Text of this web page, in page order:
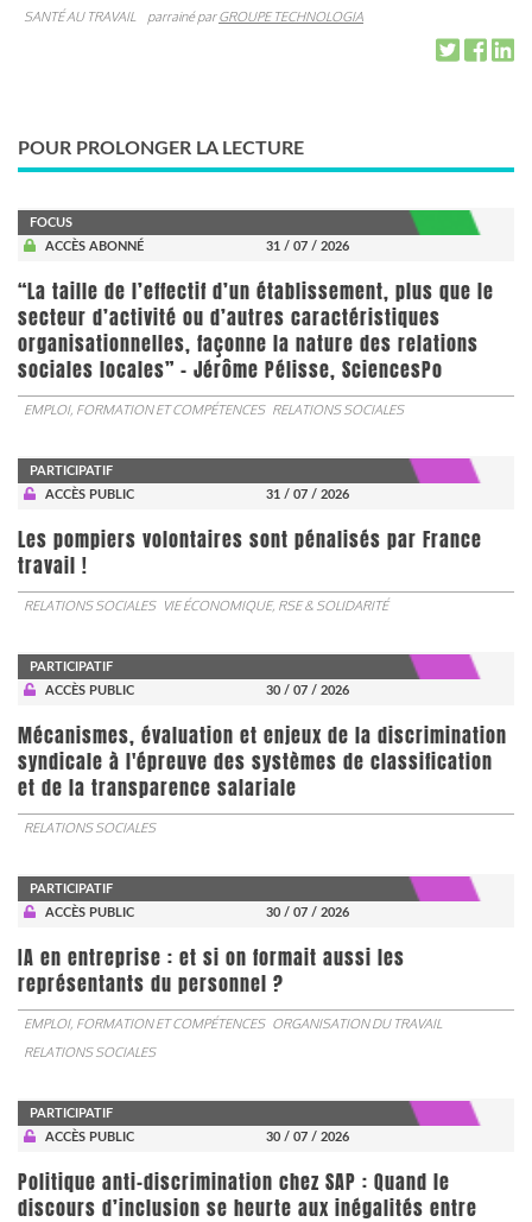
SANTÉ AU TRAVAIL
parrainé parGROUPE TECHNOLOGIA
POUR PROLONGER LA LECTURE
FOCUS
ACCÈS ABONNÉ
31 / 07 / 2026
“La taille de l’effectif d’un établissement, plus que le
secteur d’activité ou d’autres caractéristiques
organisationnelles, façonne la nature des relations
sociales locales” - Jérôme Pélisse, SciencesPo
EMPLOI, FORMATION ET COMPÉTENCES RELATIONS SOCIALES
PARTICIPATIF
ACCÈS PUBLIC
31 / 07 / 2026
Les pompiers volontaires sont pénalisés par France
travail !
RELATIONS SOCIALES VIE ÉCONOMIQUE, RSE & SOLIDARITÉ
PARTICIPATIF
ACCÈS PUBLIC
30 / 07 / 2026
Mécanismes, évaluation et enjeux de la discrimination
syndicale à l'épreuve des systèmes de classification
et de la transparence salariale
RELATIONS SOCIALES
PARTICIPATIF
ACCÈS PUBLIC
30 / 07 / 2026
IA en entreprise : et si on formait aussi les
représentants du personnel ?
EMPLOI, FORMATION ET COMPÉTENCES ORGANISATION DU TRAVAIL
RELATIONS SOCIALES
PARTICIPATIF
ACCÈS PUBLIC
30 / 07 / 2026
Politique anti-discrimination chez SAP : Quand le
discours d’inclusion se heurte aux inégalités entre